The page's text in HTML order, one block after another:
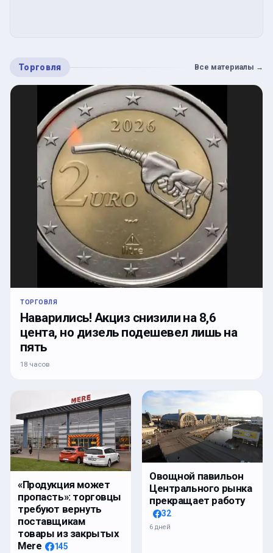
Торговля Все материалы →
ТОРГОВЛЯ
Наварились! Акциз снизили на 8,6
цента, но дизель подешевел лишь на
пять
18 часов
«Продукция может
пропасть»: торговцы
требуют вернуть
поставщикам
товары из закрытых
Mere
145
Овощной павильон
Центрального рынка
прекращает работу
32
6 дней